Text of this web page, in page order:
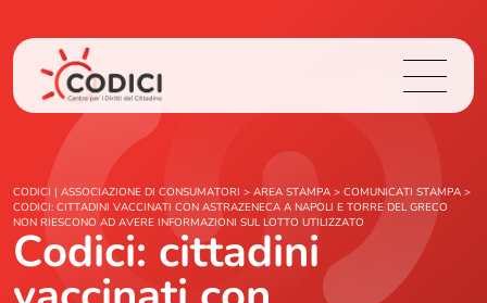
Chi Siamo
Cosa Facciamo
CODICI | ASSOCIAZIONE DI CONSUMATORI > AREA STAMPA > COMUNICATI STAMPA >
CODICI: CITTADINI VACCINATI CON ASTRAZENECA A NAPOLI E TORRE DEL GRECO
NON RIESCONO AD AVERE INFORMAZIONI SUL LOTTO UTILIZZATO
Codici: cittadini